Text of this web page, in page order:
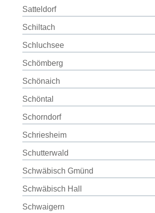
Satteldorf
Schiltach
Schluchsee
Schömberg
Schönaich
Schöntal
Schorndorf
Schriesheim
Schutterwald
Schwäbisch Gmünd
Schwäbisch Hall
Schwaigern